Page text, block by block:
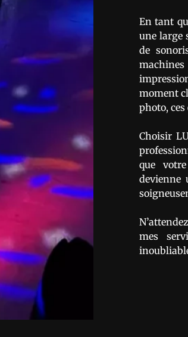
En tant
une large
de
moment
photo,
Choisir
que
devienne
mes